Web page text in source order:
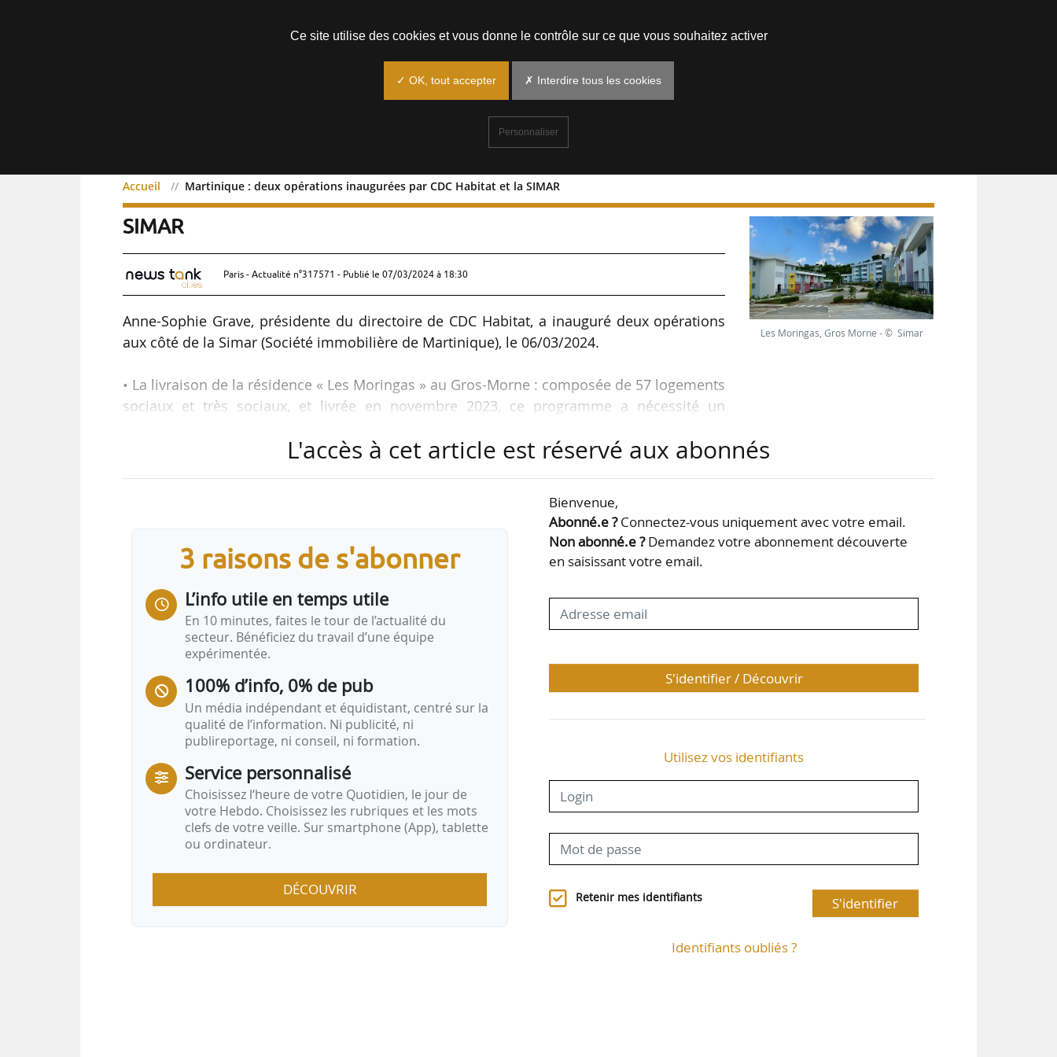
Accueil Martinique : deux opérations inaugurées par CDC Habitat et la SIMAR
Martinique : deux opérations inaugurées par CDC Habitat et la
SIMAR
Paris - Actualité n°317571 - Publié le 07/03/2024 à 18:30
Anne-Sophie Grave, présidente du directoire de CDC Habitat, a inauguré deux opérations
aux côté de la Simar (Société immobilière de Martinique), le 06/03/2024.
• La livraison de la résidence « Les Moringas » au Gros-Morne : composée de 57 logements
sociaux et très sociaux, et livrée en novembre 2023, ce programme a nécessité un
Martinique et l’Ademe. « Cette opération sera complétée par un programme de 11
• Le lancement du chantier de réhabilitation pour la réalisation d’une résidence pour
étudiants et jeunes actifs : situé dans le centre-ville de Fort-de-France, ce chantier vise …
Les Moringas, Gros Morne - © Simar
L'accès à cet article est réservé aux abonnés
3 raisons de s'abonner
L’info utile en temps utile
En 10 minutes, faites le tour de l’actualité du
secteur. Bénéficiez du travail d’une équipe
expérimentée.
100% d’info, 0% de pub
Un média indépendant et équidistant, centré sur la
qualité de l’information. Ni publicité, ni
publireportage, ni conseil, ni formation.
Service personnalisé
Choisissez l‘heure de votre Quotidien, le jour de
votre Hebdo. Choisissez les rubriques et les mots
clefs de votre veille. Sur smartphone (App), tablette
ou ordinateur.
DÉCOUVRIR
Bienvenue,
Abonné.e ?Connectez-vous uniquement avec votre email.
Non abonné.e ?Demandez votre abonnement découverte
en saisissant votre email.
S'identifier / Découvrir
Utilisez vos identifiants
Retenir mes identifiants S'identifier
Identifiants oubliés ?
Ce site utilise des cookies et vous donne le contrôle sur ce que vous souhaitez activer
✓ OK, tout accepter ✗ Interdire tous les cookies
Personnaliser